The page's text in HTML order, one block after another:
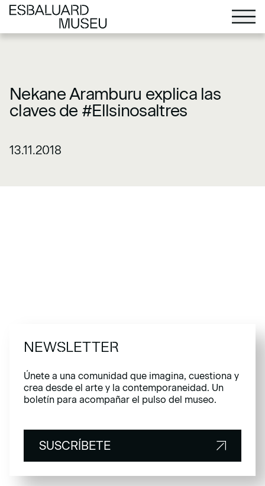
Nekane Aramburu explica las
claves de #Ellsinosaltres
13.11.2018
NEWSLETTER
Únete a una comunidad que imagina, cuestiona y
crea desde el arte y la contemporaneidad. Un
boletín para acompañar el pulso del museo.
SUSCRÍBETE
SUSCRÍBETE